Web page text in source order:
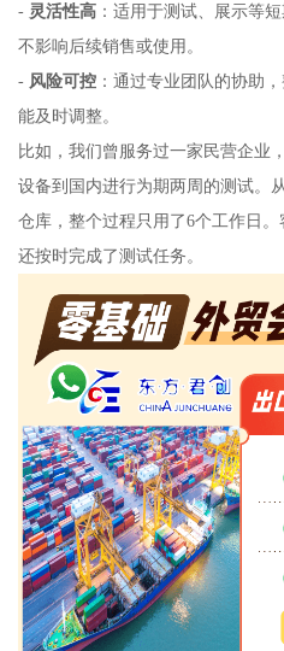
- 灵活性高：适用于测试、展示等
不影响后续销售或使用。
- 风险可控：通过专业团队的协助
能及时调整。
比如，我们曾服务过一家民营企业
设备到国内进行为期两周的测试。
仓库，整个过程只用了6个工作日
还按时完成了测试任务。